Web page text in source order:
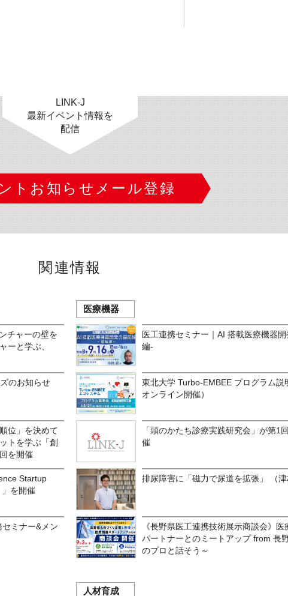
LINK-J
最新イベント情報を
配信
トお知らせメール登録
関連情報
チャーの壁を
ーと学ぶ、
のお知らせ
位」を決めて
トを学ぶ「創
を開催
Startup
を開催
セミナー&メン
医療機器
医工連携セミナー｜AI 搭載医療機器
編-
東北大学 Turbo-EMBEE プログラム説
オンライン開催）
「頭のかたち診療実践研究会」が第1
催
排尿障害に「磁力で尿道を拡張」 （津
《長野県医工連携技術展示商談会》医
パートナーとのミートアップ from 長
のプロと話そう～
人材育成